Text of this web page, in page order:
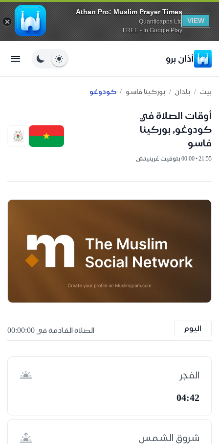
Athan Pro: Muslim Prayer Times
Quanticapps Ltd
FREE - In Google Play
VIEW
أذان برو
بيت / بلدان / بوركينا فاسو / كودوغو
أوقات الصلاة في
كودوغو, بوركينا
فاسو
21:55 • 00:00 بتوقيت غرينيتش
اليوم الصلاة القادمة في 00:00:00
الفجر
04:42
شروق الشمس